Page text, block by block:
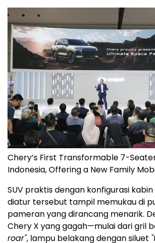
Chery’s First Transformable 7-
Indonesia, Offering a New Family
SUV praktis dengan konfigurasi
diatur tersebut tampil memukau di
pameran yang dirancang menarik.
Chery X yang gagah—mulai dari gril
roar", lampu belakang dengan siluet